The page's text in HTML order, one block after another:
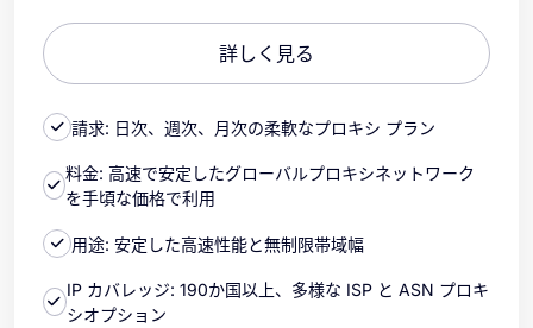
詳しく見る
請求: 日次、週次、月次の柔軟なプロキシ プラン
料金: 高速で安定したグローバルプロキシネットワーク
を手頃な価格で利用
用途: 安定した高速性能と無制限帯域幅
IP カバレッジ: 190か国以上、多様な ISP と ASN プロキ
シオプション